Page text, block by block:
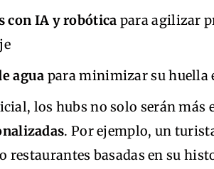
con IA y robótica para agilizar
agua para minimizar su huella
los hubs no solo serán más
. Por ejemplo, un
restaurantes basadas en su